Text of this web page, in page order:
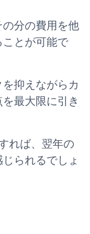
分の費用を他
とが可能で
抑えながらカ
最大限に引き
れば、翌年の
られるでしょ